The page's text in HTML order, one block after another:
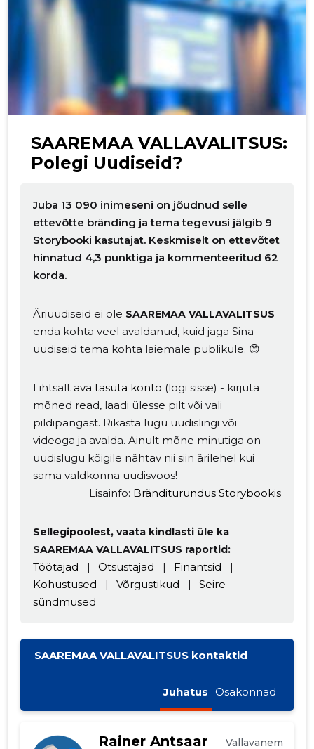
SAAREMAA VALLAVALITSUS:
Polegi Uudiseid?
Juba 13 090 inimeseni on jõudnud selle
ettevõtte bränding ja tema tegevusi jälgib 9
Storybooki kasutajat. Keskmiselt on ettevõtet
hinnatud 4,3 punktiga ja kommenteeritud 62
korda.
Äriuudiseid ei ole SAAREMAA VALLAVALITSUS
enda kohta veel avaldanud, kuid jaga Sina
uudiseid tema kohta laiemale publikule. 😊
Lihtsalt ava tasuta konto (logi sisse) - kirjuta
mõned read, laadi ülesse pilt või vali
pildipangast. Rikasta lugu uudislingi või
videoga ja avalda. Ainult mõne minutiga on
uudislugu kõigile nähtav nii siin ärilehel kui
sama valdkonna uudisvoos!
Lisainfo: Bränditurundus Storybookis
Sellegipoolest, vaata kindlasti üle ka
SAAREMAA VALLAVALITSUS raportid:
Töötajad | Otsustajad | Finantsid
|
Kohustused
| Võrgustikud |
Seire
sündmused
SAAREMAA VALLAVALITSUS kontaktid
Juhatus Osakonnad
Rainer Antsaar Vallavanem